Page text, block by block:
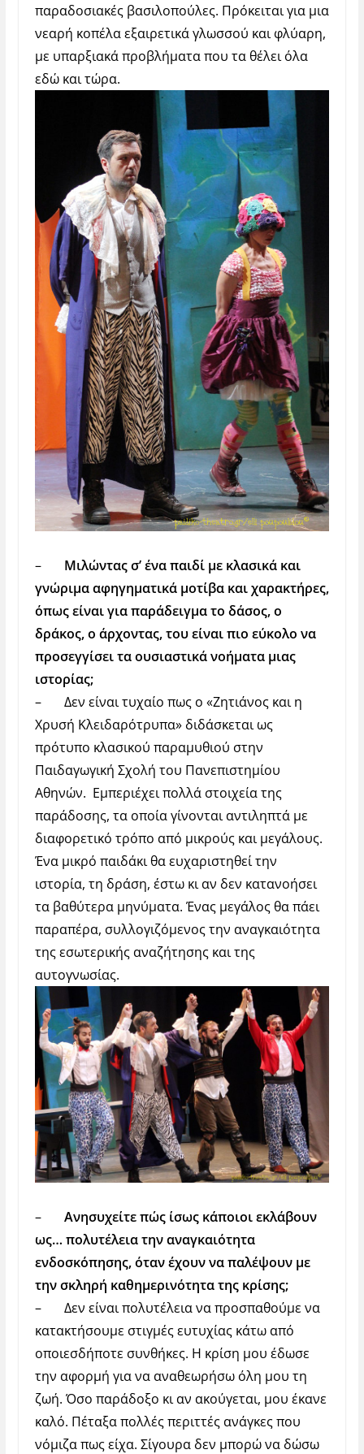
παραδοσιακές βασιλοπούλες. Πρόκειται για μια
νεαρή κοπέλα εξαιρετικά γλωσσού και φλύαρη,
με υπαρξιακά προβλήματα που τα θέλει όλα
εδώ και τώρα.
–
Μιλώντας σ’ ένα παιδί με κλασικά και
γνώριμα αφηγηματικά μοτίβα και χαρακτήρες,
όπως είναι για παράδειγμα το δάσος, ο
δράκος, ο άρχοντας, του είναι πιο εύκολο να
προσεγγίσει τα ουσιαστικά νοήματα μιας
ιστορίας;
–
Δεν είναι τυχαίο πως ο «Ζητιάνος και η
Χρυσή Κλειδαρότρυπα» διδάσκεται ως
πρότυπο κλασικού παραμυθιού στην
Παιδαγωγική Σχολή του Πανεπιστημίου
Αθηνών. Εμπεριέχει πολλά στοιχεία της
παράδοσης, τα οποία γίνονται αντιληπτά με
διαφορετικό τρόπο από μικρούς και μεγάλους.
Ένα μικρό παιδάκι θα ευχαριστηθεί την
ιστορία, τη δράση, έστω κι αν δεν κατανοήσει
τα βαθύτερα μηνύματα. Ένας μεγάλος θα πάει
παραπέρα, συλλογιζόμενος την αναγκαιότητα
της εσωτερικής αναζήτησης και της
αυτογνωσίας.
–
Ανησυχείτε πώς ίσως κάποιοι εκλάβουν
ως… πολυτέλεια την αναγκαιότητα
ενδοσκόπησης, όταν έχουν να παλέψουν με
την σκληρή καθημερινότητα της κρίσης;
–
Δεν είναι πολυτέλεια να προσπαθούμε να
κατακτήσουμε στιγμές ευτυχίας κάτω από
οποιεσδήποτε συνθήκες. Η κρίση μου έδωσε
την αφορμή για να αναθεωρήσω όλη μου τη
ζωή. Όσο παράδοξο κι αν ακούγεται, μου έκανε
καλό. Πέταξα πολλές περιττές ανάγκες που
νόμιζα πως είχα. Σίγουρα δεν μπορώ να δώσω